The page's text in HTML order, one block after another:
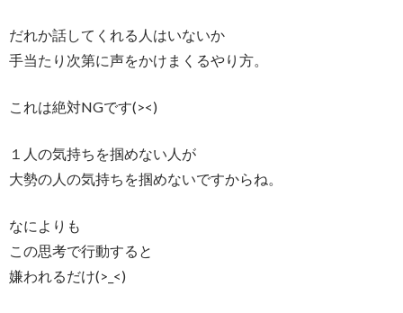
だれか話してくれる人はいないか
手当たり次第に声をかけまくるやり方。
これは絶対NGです(><)
１人の気持ちを掴めない人が
大勢の人の気持ちを掴めないですからね。
なによりも
この思考で行動すると
嫌われるだけ(>_<)